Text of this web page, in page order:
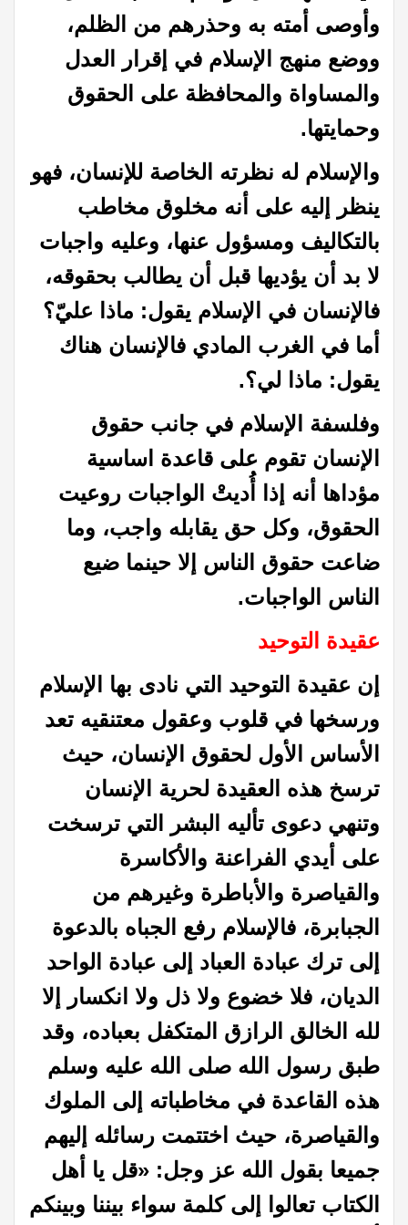
وأوصى أمته به وحذرهم من الظلم،
ووضع منهج الإسلام في إقرار العدل
والمساواة والمحافظة على الحقوق
وحمايتها.
والإسلام له نظرته الخاصة للإنسان، فهو
ينظر إليه على أنه مخلوق مخاطب
بالتكاليف ومسؤول عنها، وعليه واجبات
لا بد أن يؤديها قبل أن يطالب بحقوقه،
فالإنسان في الإسلام يقول: ماذا عليّ؟
أما في الغرب المادي فالإنسان هناك
يقول: ماذا لي؟.
وفلسفة الإسلام في جانب حقوق
الإنسان تقوم على قاعدة اساسية
مؤداها أنه إذا أُديتْ الواجبات روعيت
الحقوق، وكل حق يقابله واجب، وما
ضاعت حقوق الناس إلا حينما ضيع
الناس الواجبات.
عقيدة التوحيد
إن عقيدة التوحيد التي نادى بها الإسلام
ورسخها في قلوب وعقول معتنقيه تعد
الأساس الأول لحقوق الإنسان، حيث
ترسخ هذه العقيدة لحرية الإنسان
وتنهي دعوى تأليه البشر التي ترسخت
على أيدي الفراعنة والأكاسرة
والقياصرة والأباطرة وغيرهم من
الجبابرة، فالإسلام رفع الجباه بالدعوة
إلى ترك عبادة العباد إلى عبادة الواحد
الديان، فلا خضوع ولا ذل ولا انكسار إلا
لله الخالق الرازق المتكفل بعباده، وقد
طبق رسول الله صلى الله عليه وسلم
هذه القاعدة في مخاطباته إلى الملوك
والقياصرة، حيث اختتمت رسائله إليهم
جميعا بقول الله عز وجل: «قل يا أهل
الكتاب تعالوا إلى كلمة سواء بيننا وبينكم